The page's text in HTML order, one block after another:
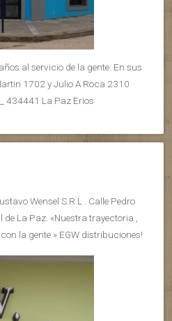
al servicio de la gente. En sus
1702 y Julio A Roca 2310
434441 La Paz Erios
Wensel S.R.L . Calle Pedro
La Paz. «Nuestra trayectoria ,
la gente » EGW distribuciones!